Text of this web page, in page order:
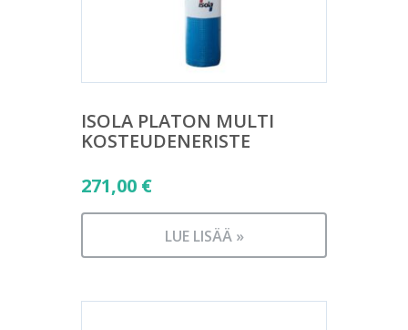
ISOLA PLATON MULTI
KOSTEUDENERISTE
271,00 €
LUE LISÄÄ »